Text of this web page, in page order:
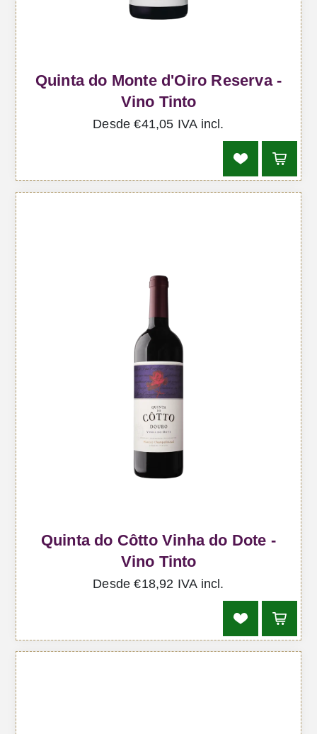
Quinta do Monte d'Oiro Reserva -
Vino Tinto
Desde €41,05 IVA incl.
Quinta do Côtto Vinha do Dote -
Vino Tinto
Desde €18,92 IVA incl.